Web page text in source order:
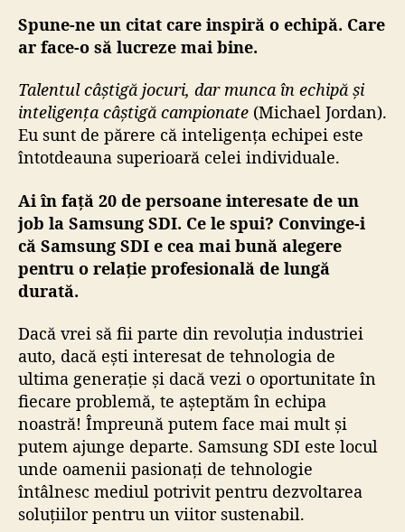
Spune-ne un citat care inspiră o echipă. Care
ar face-o să lucreze mai bine.
Talentul câștigă jocuri, dar munca în echipă și
inteligența câștigă campionate (Michael Jordan).
Eu sunt de părere că inteligența echipei este
întotdeauna superioară celei individuale.
Ai în față 20 de persoane interesate de un
job la Samsung SDI. Ce le spui? Convinge-i
că Samsung SDI e cea mai bună alegere
pentru o relație profesională de lungă
durată.
Dacă vrei să fii parte din revoluția industriei
auto, dacă ești interesat de tehnologia de
ultima generație și dacă vezi o oportunitate în
fiecare problemă, te așteptăm în echipa
noastră! Împreună putem face mai mult și
putem ajunge departe. Samsung SDI este locul
unde oamenii pasionați de tehnologie
întâlnesc mediul potrivit pentru dezvoltarea
soluțiilor pentru un viitor sustenabil.